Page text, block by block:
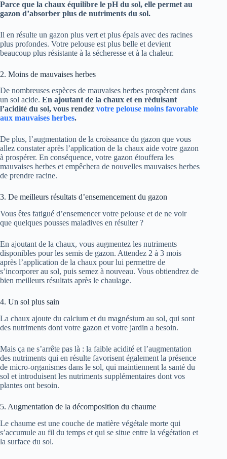
Parce que la chaux équilibre le pH du sol, elle permet au
gazon d’absorber plus de nutriments du sol.
Il en résulte un gazon plus vert et plus épais avec des racines
plus profondes. Votre pelouse est plus belle et devient
beaucoup plus résistante à la sécheresse et à la chaleur.
2. Moins de mauvaises herbes
De nombreuses espèces de mauvaises herbes prospèrent dans
un sol acide. En ajoutant de la chaux et en réduisant
l’acidité du sol, vous rendez votre pelouse moins favorable
aux mauvaises herbes.
De plus, l’augmentation de la croissance du gazon que vous
allez constater après l’application de la chaux aide votre gazon
à prospérer. En conséquence, votre gazon étouffera les
mauvaises herbes et empêchera de nouvelles mauvaises herbes
de prendre racine.
3. De meilleurs résultats d’ensemencement du gazon
Vous êtes fatigué d’ensemencer votre pelouse et de ne voir
que quelques pousses maladives en résulter ?
En ajoutant de la chaux, vous augmentez les nutriments
disponibles pour les semis de gazon. Attendez 2 à 3 mois
après l’application de la chaux pour lui permettre de
s’incorporer au sol, puis semez à nouveau. Vous obtiendrez de
bien meilleurs résultats après le chaulage.
4. Un sol plus sain
La chaux ajoute du calcium et du magnésium au sol, qui sont
des nutriments dont votre gazon et votre jardin a besoin.
Mais ça ne s’arrête pas là : la faible acidité et l’augmentation
des nutriments qui en résulte favorisent également la présence
de micro-organismes dans le sol, qui maintiennent la santé du
sol et introduisent les nutriments supplémentaires dont vos
plantes ont besoin.
5. Augmentation de la décomposition du chaume
Le chaume est une couche de matière végétale morte qui
s’accumule au fil du temps et qui se situe entre la végétation et
la surface du sol.